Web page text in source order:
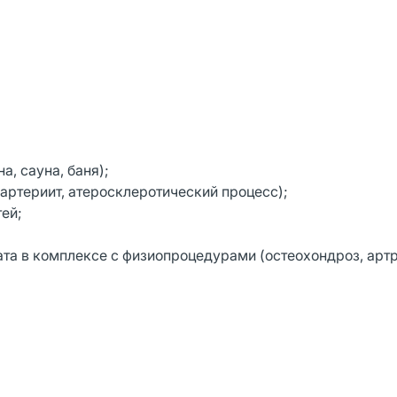
сауна, баня);
атеросклеротический процесс);
в комплексе с физиопроцедурами (остеохондроз,